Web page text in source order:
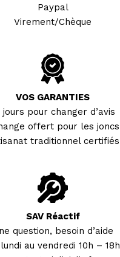
Paypal
Virement/Chèque
VOS GARANTIES
jours pour changer d’avis
offert pour les joncs
traditionnel certifiés
SAV Réactif
question, besoin d’aide
au vendredi 10h – 18h